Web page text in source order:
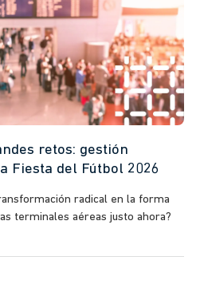
retos: gestión
Fiesta del Fútbol 2026
radical en la forma
terminales aéreas justo ahora?